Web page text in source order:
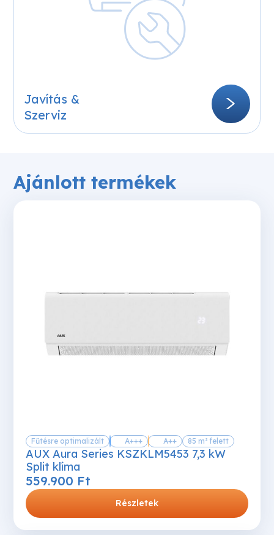
Javítás &
Szerviz
Mint minden elektromos eszköz, egy klíma berendezés
is meghibásodhat. Ennek leggyakoribb okai: szivárgás,
hűtőközeg(gáz) hiány, indítókondenzátor hiba. Cégünk
munkatársai több éves szakmai tapasztalattal
rendelkeznek, szinte minden hibát rövid idő alatt, akár
Ajánlott termékek
Fűtésre optimalizált A+++ A++ 85 m² felett
AUX Aura Series KSZKLM5453 7,3 kW
Split klíma
559.900 Ft
Részletek